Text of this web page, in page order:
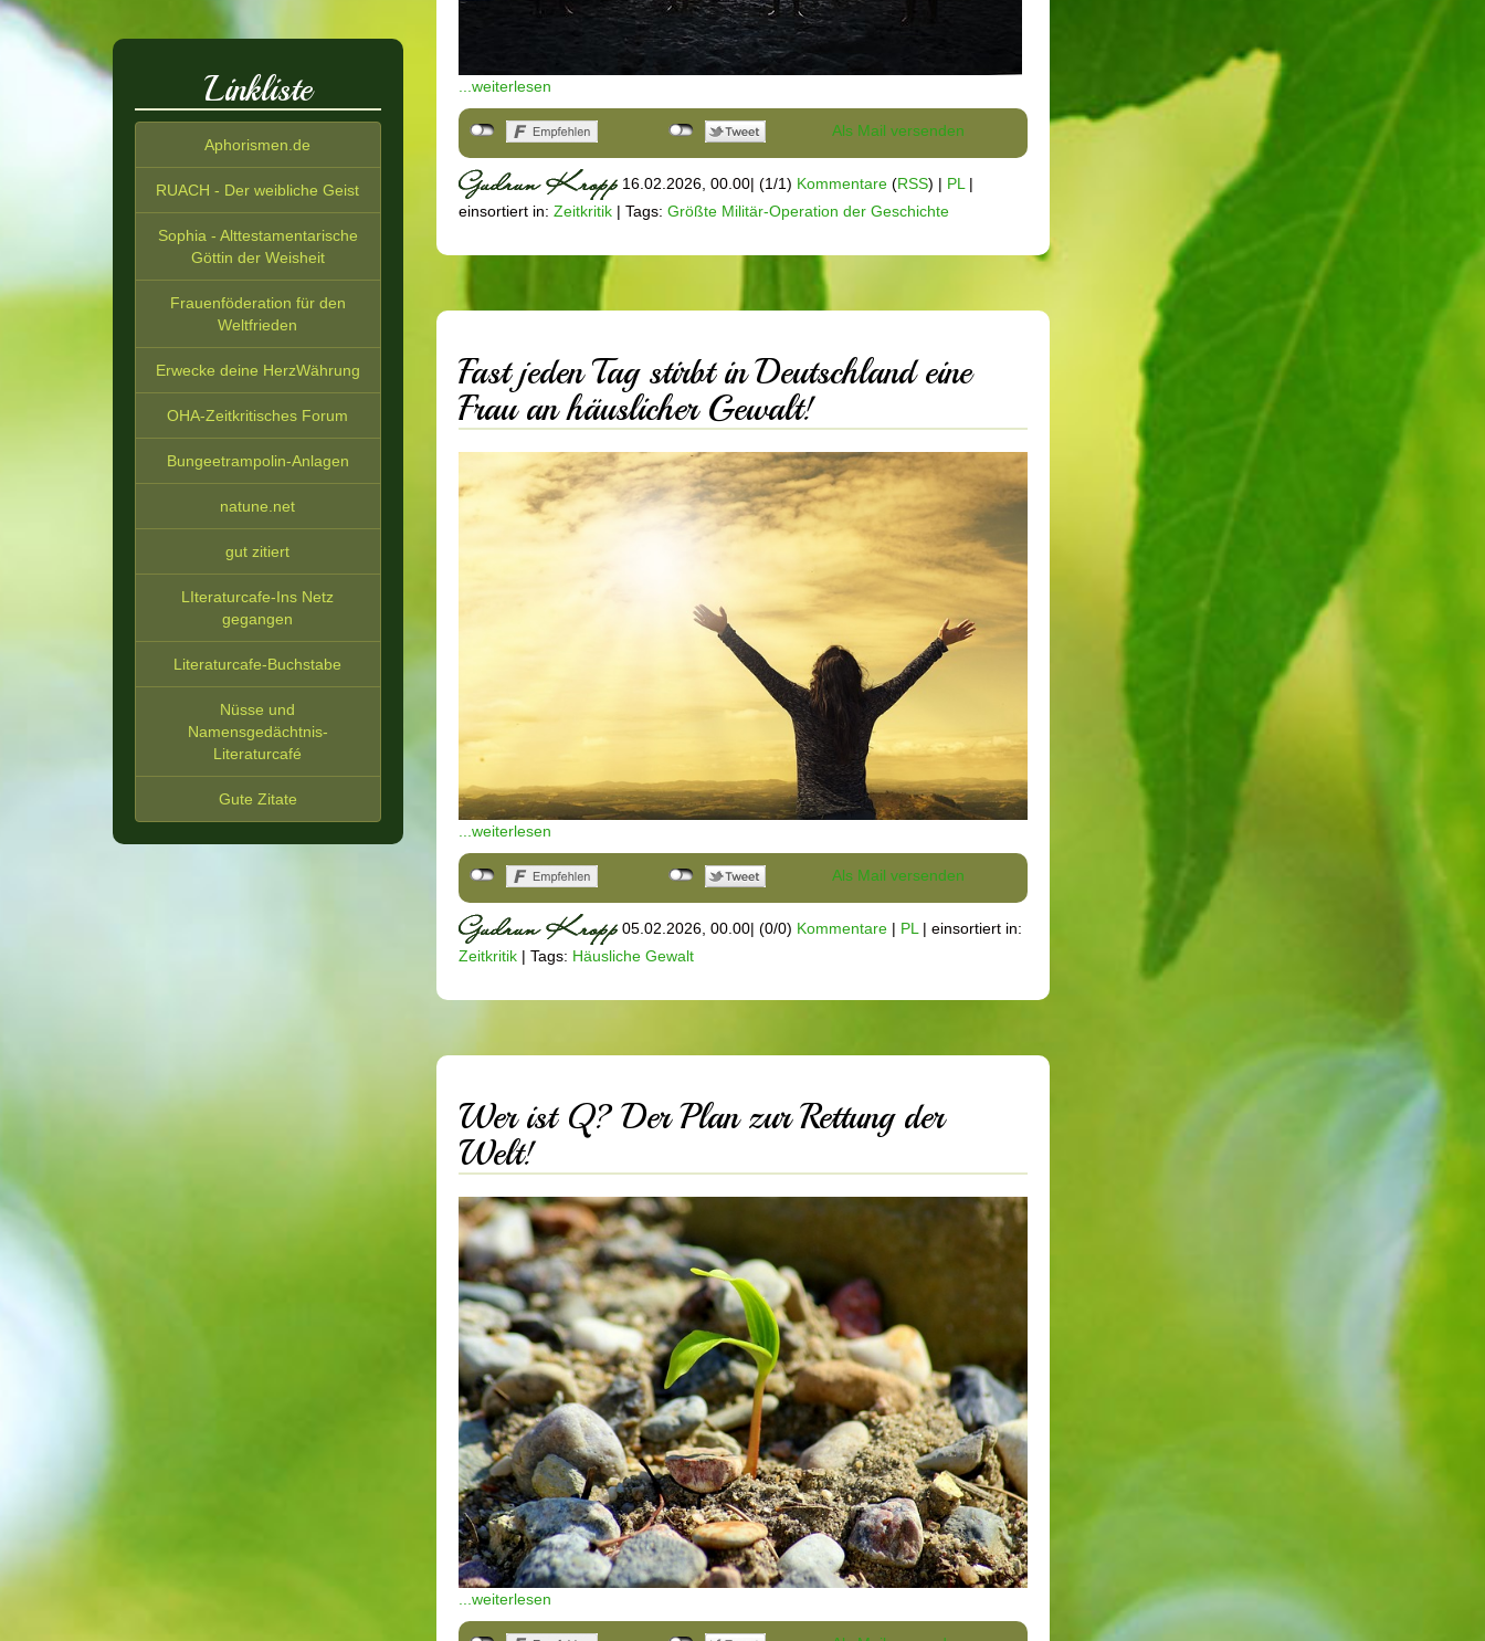
...weiterlesen
Als Mail versenden
16.02.2026, 00.00| (1/1) Kommentare(RSS) | PL |
einsortiert in: Zeitkritik| Tags: Größte Militär-Operation der Geschichte
Fast jeden Tag stirbt in Deutschland eine
Frau an häuslicher Gewalt!
...weiterlesen
Als Mail versenden
05.02.2026, 00.00| (0/0) Kommentare| PL | einsortiert in:
Zeitkritik| Tags: Häusliche Gewalt
Wer ist Q? Der Plan zur Rettung der
Welt!
...weiterlesen
Linkliste
Aphorismen.de
RUACH - Der weibliche Geist
Sophia - Alttestamentarische
Göttin der Weisheit
Frauenföderation für den
Weltfrieden
Erwecke deine HerzWährung
OHA-Zeitkritisches Forum
Bungeetrampolin-Anlagen
natune.net
gut zitiert
LIteraturcafe-Ins Netz
gegangen
Literaturcafe-Buchstabe
Nüsse und
Namensgedächtnis-
Literaturcafé
Gute Zitate